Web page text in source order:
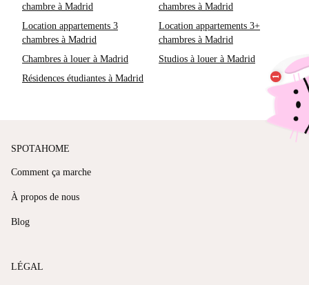
chambre à Madrid
chambres à Madrid
Location appartements 3
chambres à Madrid
Location appartements 3+
chambres à Madrid
Chambres à louer à Madrid
Studios à louer à Madrid
Résidences étudiantes à Madrid
SPOTAHOME
Comment ça marche
À propos de nous
Blog
LÉGAL